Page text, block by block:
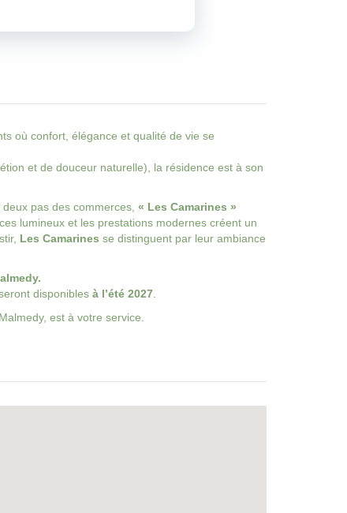
où confort, élégance et qualité de vie se
et de douceur naturelle), la résidence est à son
pas des commerces, « Les Camarines »
lumineux et les prestations modernes créent un
Les Camarines se distinguent par leur ambiance
disponibles à l’été 2027
est à votre service.